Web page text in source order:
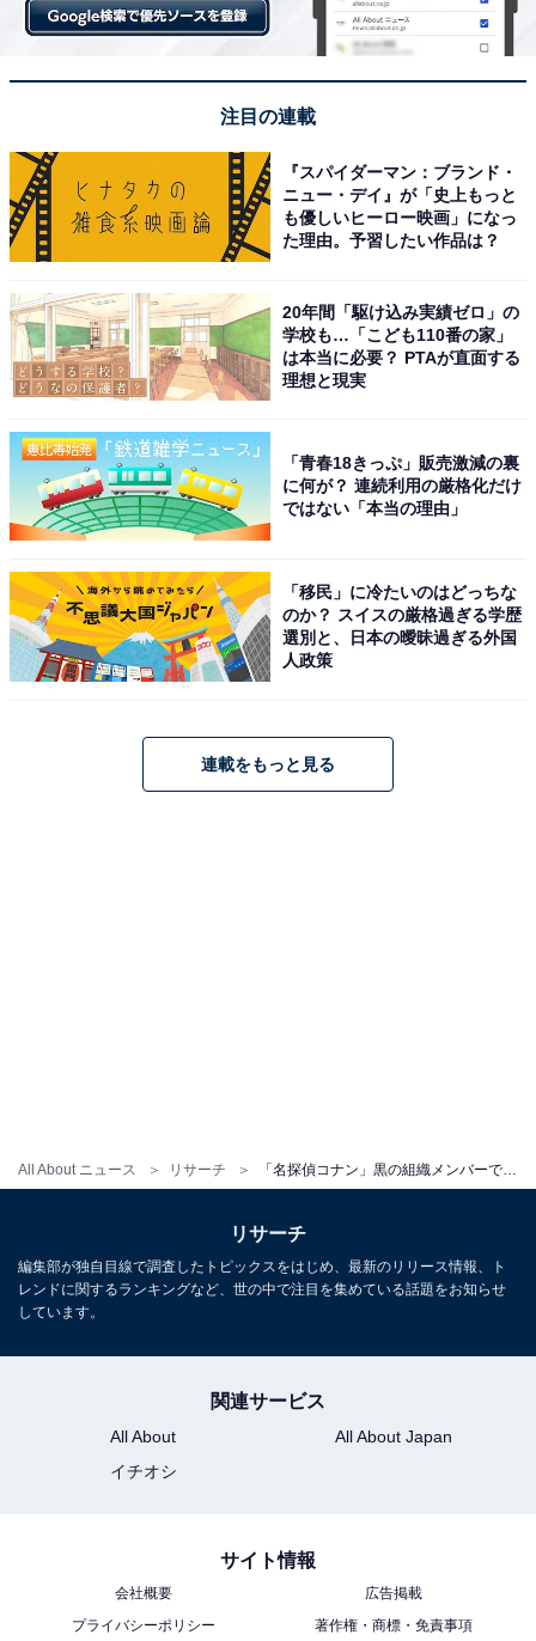
All About ニュース リサーチ
（画像出典：アニメ『名探偵コナン』公式Webサイト）
圧倒的な票数を集めて1位に輝いたのは、謎多き妖艶な
美女・ベルモットです。「A secret makes a woman
woman.（秘密は女を美しくする）」を座右の銘に掲げ、
卓越した変装術と情報収集能力で組織を支えています。
「千の顔を持つ魔女」と呼ばれるほどの変装の達人。一
筋縄ではいかないミステリアスな魅力が絶大な支持を得
回答者コメント
達を助けるようなそぶりを見せたり、ボスに媚びる
ことなく単独行動が多い、何を考えているのか一番
わからないところが好きだから」（30代女性／東京
「ミステリアスな雰囲気があり、黒の組織の中でも
（30代男性／沖縄県）
次ページ 9位までのランキング結果を見る
注目の連載
『スパイダーマン：ブランド・
ニュー・デイ』が「史上もっと
も優しいヒーロー映画」になっ
た理由。予習したい作品は？
20年間「駆け込み実績ゼロ」の
学校も…「こども110番の家」
は本当に必要？ PTAが直面する
理想と現実
「青春18きっぷ」販売激減の裏
に何が？ 連続利用の厳格化だけ
ではない「本当の理由」
「移民」に冷たいのはどっちな
のか？ スイスの厳格過ぎる学歴
選別と、日本の曖昧過ぎる外国
人政策
連載をもっと見る
リサーチ
編集部が独自目線で調査したトピックスをはじめ、最新のリリース情報、ト
レンドに関するランキングなど、世の中で注目を集めている話題をお知らせ
しています。
関連サービス
All About
All About Japan
イチオシ
サイト情報
会社概要
広告掲載
プライバシーポリシー
著作権・商標・免責事項